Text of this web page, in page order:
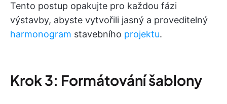
Tento postup opakujte pro každou fázi
výstavby, abyste vytvořili jasný a proveditelný
harmonogram stavebního projektu.
Krok 3: Formátování šablony